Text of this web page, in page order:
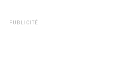
PUBLICITÉ